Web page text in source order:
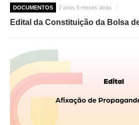
DOCUMENTOS 2 anos 6 meses atrás
Edital da Constituição da Bolsa